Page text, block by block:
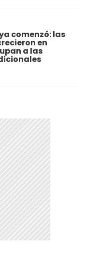
comenzó: las
en
a las